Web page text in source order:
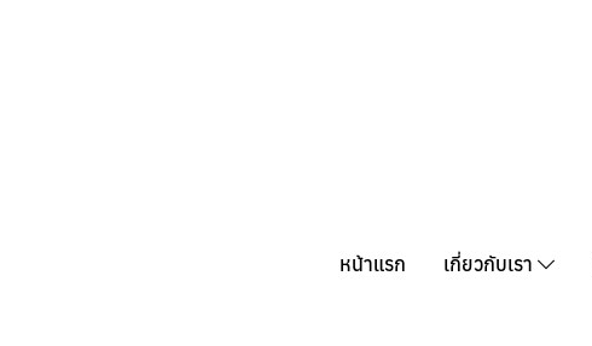
หน้าแรก เกี่ยวกับเรา